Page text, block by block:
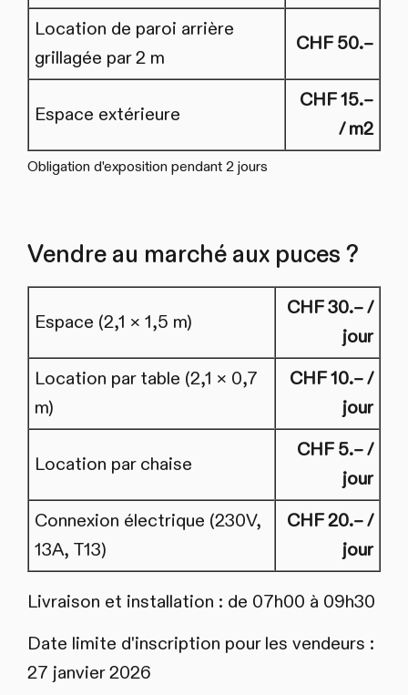
Location de paroi arrière
grillagée par 2 m
CHF 50.–
Espace extérieure
CHF 15.–
/ m2
Obligation d'exposition pendant 2 jours
Vendre au marché aux puces ?
Espace (2,1 × 1,5 m)
CHF 30.– /
jour
Location par table (2,1 × 0,7
m)
CHF 10.– /
jour
Location par chaise
CHF 5.– /
jour
Connexion électrique (230V,
13A, T13)
CHF 20.– /
jour
Livraison et installation : de 07h00 à 09h30
Date limite d'inscription pour les vendeurs :
27 janvier 2026